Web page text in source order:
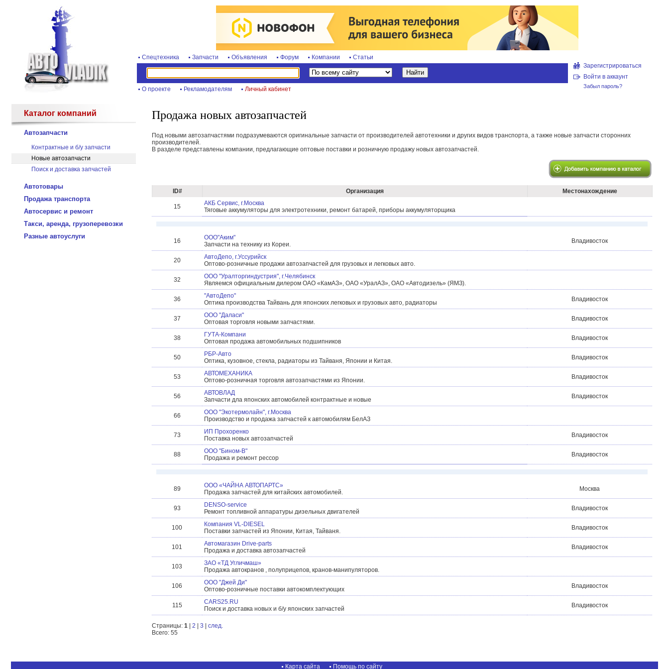
Спецтехника Запчасти Объявления Форум Компании Статьи
О проекте Рекламодателям Личный кабинет
Зарегистрироваться
Войти в аккаунт
Забыл пароль?
Каталог компаний
Автозапчасти
Контрактные и б/у запчасти
Новые автозапчасти
Поиск и доставка запчастей
Автотовары
Продажа транспорта
Автосервис и ремонт
Такси, аренда, грузоперевозки
Разные автоуслуги
Продажа новых автозапчастей
Под новыми автозапчастями подразумеваются оригинальные запчасти от производителей автотехники и других видов транспорта, а также новые запчасти сторонних
производителей.
В разделе представлены компании, предлагающие оптовые поставки и розничную продажу новых автозапчастей.
ID# Организация Местонахождение
15
АКБ Сервис, г.Москва
Тяговые аккумуляторы для электротехники, ремонт батарей, приборы аккумуляторщика
16
ООО"Аким"
Запчасти на технику из Кореи.
Владивосток
20
АвтоДепо, г.Уссурийск
Оптово-розничные продажи автозапчастей для грузовых и легковых авто.
32
ООО "Уралторгиндустрия", г.Челябинск
Являемся официальным дилером ОАО «КамАЗ», ОАО «УралАЗ», ОАО «Автодизель» (ЯМЗ).
36
"АвтоДепо"
Оптика производства Тайвань для японских легковых и грузовых авто, радиаторы
Владивосток
37
ООО "Даласи"
Оптовая торговля новыми запчастями.
Владивосток
38
ГУТА-Компани
Оптовая продажа автомобильных подшипников
Владивосток
50
РБР-Авто
Оптика, кузовное, стекла, радиаторы из Тайваня, Японии и Китая.
Владивосток
53
АВТОМЕХАНИКА
Оптово-розничная торговля автозапчастями из Японии.
Владивосток
56
АВТОВЛАД
Запчасти дла японских автомобилей контрактные и новые
Владивосток
66
ООО "Экотермолайн", г.Москва
Производство и продажа запчастей к автомобилям БелАЗ
73
ИП Прохоренко
Поставка новых автозапчастей
Владивосток
88
ООО "Бином-В"
Продажа и ремонт рессор
Владивосток
89
ООО «ЧАЙНА АВТОПАРТС»
Продажа запчастей для китайских автомобилей.
Москва
93
DENSO-service
Ремонт топливной аппаратуры дизельных двигателей
Владивосток
100
Компания VL-DIESEL
Поставки запчастей из Японии, Китая, Тайваня.
Владивосток
101
Автомагазин Drive-parts
Продажа и доставка автозапчастей
Владивосток
103
ЗАО «ТД Угличмаш»
Продажа автокранов , полуприцепов, кранов-манипуляторов.
106
ООО "Джей Ди"
Оптово-розничные поставки автокомплектующих
Владивосток
115
CARS25.RU
Поиск и доставка новых и б/у японских запчастей
Владивосток
Страницы: 1 2 3
след.
Всего: 55
Карта сайта Помощь по сайту